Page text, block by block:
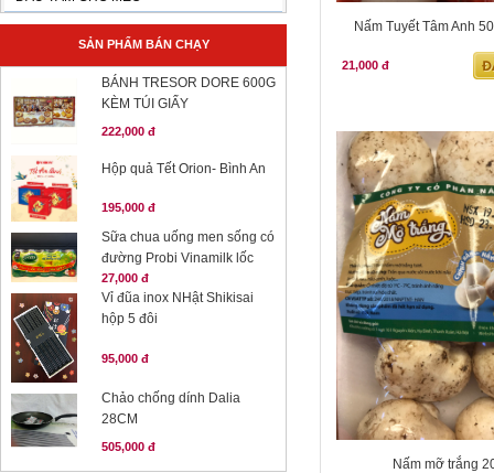
SẢN PHẨM BÁN CHẠY
BÁNH TRESOR DORE 600G
KÈM TÚI GIẤY
222,000 đ
Hộp quả Tết Orion- Bình An
195,000 đ
Sữa chua uống men sống có
đường Probi Vinamilk lốc
27,000 đ
Vỉ đũa inox NHật Shikisai
hộp 5 đôi
95,000 đ
Chảo chống dính Dalia
28CM
505,000 đ
Nấm Tuyết Tâm Anh
21,000 đ
Nấm mỡ trắng